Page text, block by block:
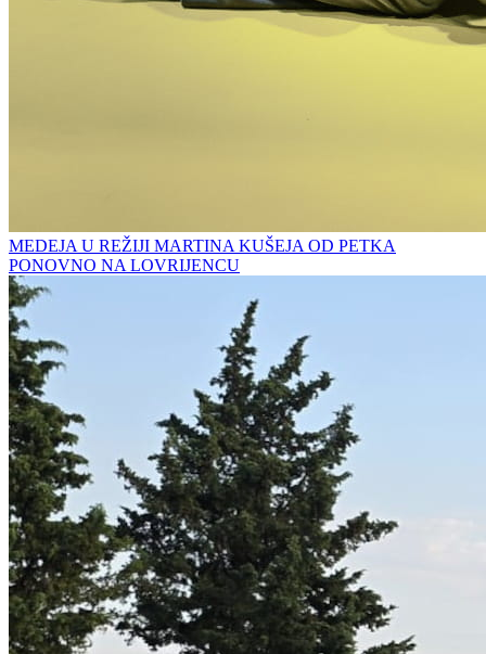
MEDEJA U REŽIJI MARTINA KUŠEJA OD PETKA
PONOVNO NA LOVRIJENCU